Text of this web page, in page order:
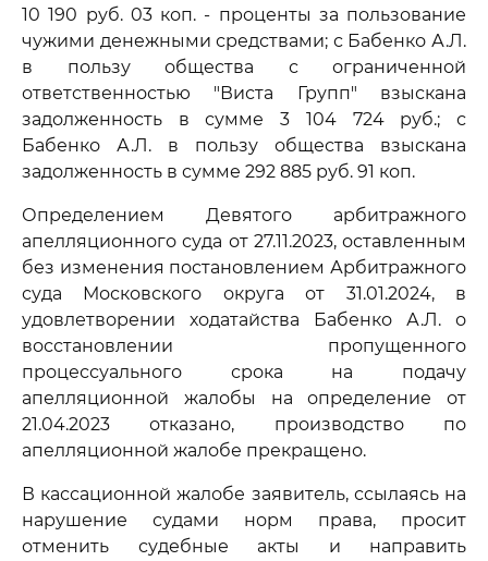
10 190 руб. 03 коп. - проценты за пользование
чужими денежными средствами; с Бабенко А.Л.
в пользу общества с ограниченной
ответственностью "Виста Групп" взыскана
задолженность в сумме 3 104 724 руб.; с
Бабенко А.Л. в пользу общества взыскана
задолженность в сумме 292 885 руб. 91 коп.
Определением Девятого арбитражного
апелляционного суда от 27.11.2023, оставленным
без изменения постановлением Арбитражного
суда Московского округа от 31.01.2024, в
удовлетворении ходатайства Бабенко А.Л. о
восстановлении пропущенного
процессуального срока на подачу
апелляционной жалобы на определение от
21.04.2023 отказано, производство по
апелляционной жалобе прекращено.
В кассационной жалобе заявитель, ссылаясь на
нарушение судами норм права, просит
отменить судебные акты и направить